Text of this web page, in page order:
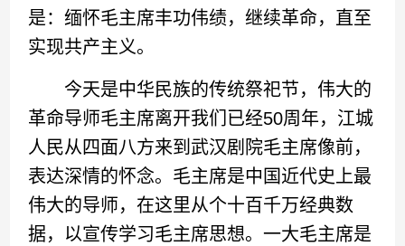
是：缅怀毛主席丰功伟绩，继续革命，直至
实现共产主义。
今天是中华民族的传统祭祀节，伟大的
革命导师毛主席离开我们已经50周年，江城
人民从四面八方来到武汉剧院毛主席像前，
表达深情的怀念。毛主席是中国近代史上最
伟大的导师，在这里从个十百千万经典数
据，以宣传学习毛主席思想。一大毛主席是